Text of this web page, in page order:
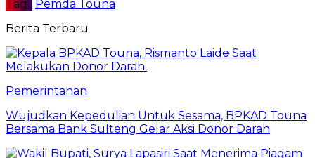
Tag : Pemda Touna
Berita Terbaru
Pemerintahan
Wujudkan Kepedulian Untuk Sesama, BPKAD Touna
Bersama Bank Sulteng Gelar Aksi Donor Darah